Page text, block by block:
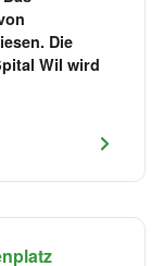
Die
Wil wird